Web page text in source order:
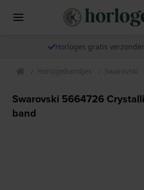
Horloges gratis
Horlogebandjes Swarovski
Swarovski 5664726
band